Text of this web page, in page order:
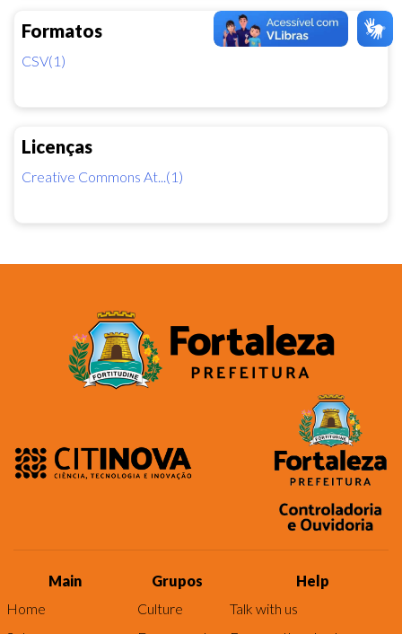
Formatos
CSV(1)
Licenças
Creative Commons At...(1)
Main
Home
Grupos
Culture
Help
Talk with us